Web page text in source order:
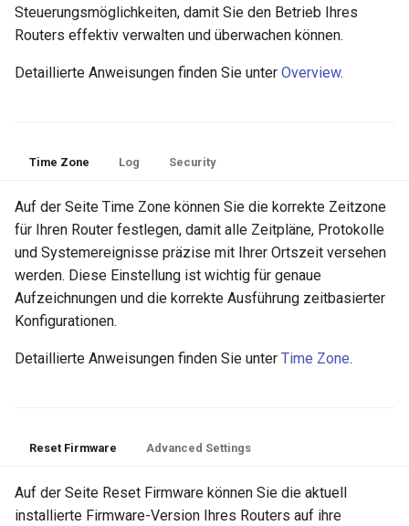
Steuerungsmöglichkeiten, damit Sie den Betrieb Ihres
Routers effektiv verwalten und überwachen können.
Detaillierte Anweisungen finden Sie unter Overview.
Time Zone Log Security
Auf der Seite Time Zone können Sie die korrekte Zeitzone
für Ihren Router festlegen, damit alle Zeitpläne, Protokolle
und Systemereignisse präzise mit Ihrer Ortszeit versehen
werden. Diese Einstellung ist wichtig für genaue
Aufzeichnungen und die korrekte Ausführung zeitbasierter
Konfigurationen.
Detaillierte Anweisungen finden Sie unter Time Zone.
Reset Firmware Advanced Settings
Auf der Seite Reset Firmware können Sie die aktuell
installierte Firmware-Version Ihres Routers auf ihre